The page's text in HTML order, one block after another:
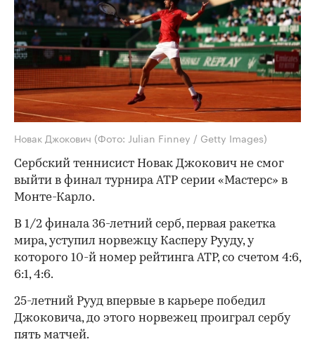
Новак Джокович (Фото: Julian Finney / Getty Images)
Сербский теннисист Новак Джокович не смог
выйти в финал турнира ATP серии «Мастерс» в
Монте-Карло.
В 1/2 финала 36-летний серб, первая ракетка
мира, уступил норвежцу Касперу Рууду, у
которого 10-й номер рейтинга ATP, со счетом 4:6,
6:1, 4:6.
25-летний Рууд впервые в карьере победил
Джоковича, до этого норвежец проиграл сербу
пять матчей.